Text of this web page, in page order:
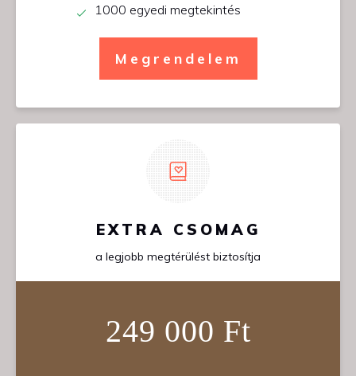
1000 egyedi megtekintés
Megrendelem
EXTRA CSOMAG
a legjobb megtérülést biztosítja
249 000 Ft